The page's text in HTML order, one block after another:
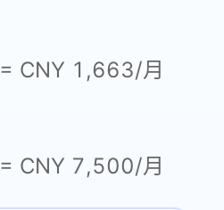
CNY 1,663/月
CNY 7,500/月